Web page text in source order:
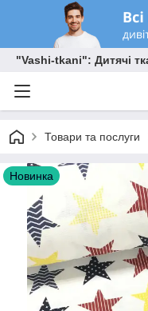
"Vashi-tkani": Дитячі
Товари та послуги
Новинка